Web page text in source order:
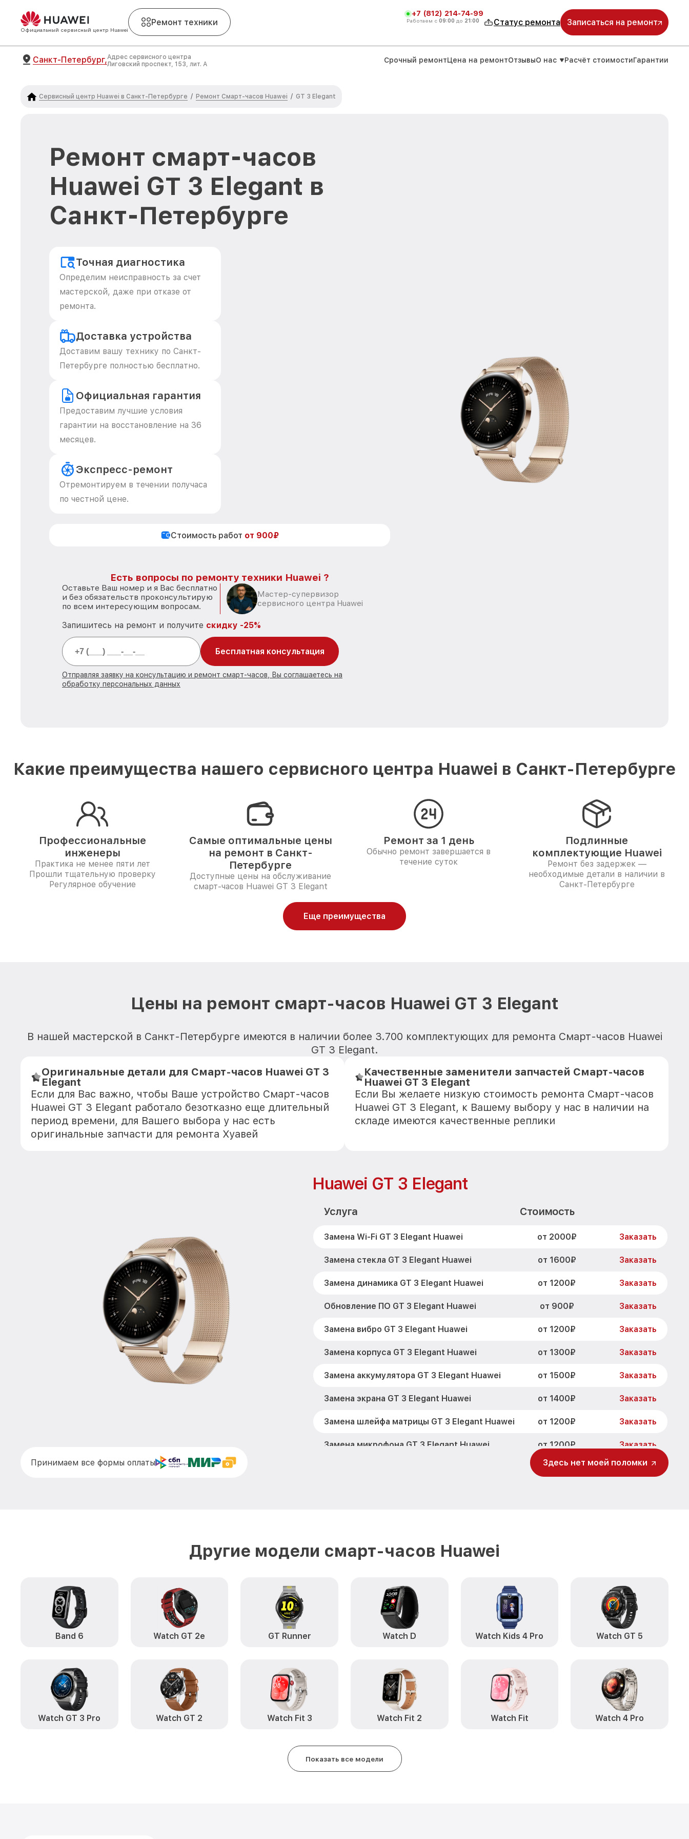
Официальный сервисный центр Huawei
Ремонт техники
+7 (812) 214-74-99
Работаем с 09:00 до 21:00 Статус ремонта Записаться на ремонт
Санкт-Петербург,Адрес сервисного центра
Лиговский проспект, 153, лит. А
Срочный ремонтЦена на ремонтОтзывыО нас Расчёт стоимостиГарантии
Сервисный центр Huawei в Санкт-Петербурге / Ремонт Смарт-часов Huawei / GT 3 Elegant
Ремонт смарт-часов
Huawei GT 3 Elegant в
Санкт-Петербурге
Точная диагностика
Определим неисправность за счет
мастерской, даже при отказе от
ремонта.
Доставка устройства
Доставим вашу технику по Санкт-
Петербурге полностью бесплатно.
Официальная гарантия
Предоставим лучшие условия
гарантии на восстановление на 36
месяцев.
Экспресс-ремонт
Отремонтируем в течении получаса
по честной цене.
Стоимость работ от 900₽
Есть вопросы по ремонту техники Huawei ?
Оставьте Ваш номер и я Вас бесплатно
и без обязательств проконсультирую
по всем интересующим вопросам.
Мастер-супервизор
сервисного центра Huawei
Запишитесь на ремонт и получите скидку -25%
Бесплатная консультация
Отправляя заявку на консультацию и ремонт смарт-часов, Вы соглашаетесь на
обработку персональных данных
Какие преимущества нашего сервисного центра Huawei в Санкт-Петербурге
Профессиональные
инженеры
Практика не менее пяти лет
Прошли тщательную проверку
Регулярное обучение
Самые оптимальные цены
на ремонт в Санкт-
Петербурге
Доступные цены на обслуживание
смарт-часов Huawei GT 3 Elegant
Ремонт за 1 день
Обычно ремонт завершается в
течение суток
Подлинные
комплектующие Huawei
Ремонт без задержек —
необходимые детали в наличии в
Санкт-Петербурге
Еще преимущества
Цены на ремонт смарт-часов Huawei GT 3 Elegant
В нашей мастерской в Санкт-Петербурге имеются в наличии более 3.700 комплектующих для ремонта Смарт-часов Huawei
GT 3 Elegant.
Оригинальные детали для Смарт-часов Huawei GT 3
Elegant
Если для Вас важно, чтобы Ваше устройство Смарт-часов
Huawei GT 3 Elegant работало безотказно еще длительный
период времени, для Вашего выбора у нас есть
оригинальные запчасти для ремонта Хуавей
Качественные заменители запчастей Смарт-часов
Huawei GT 3 Elegant
Если Вы желаете низкую стоимость ремонта Смарт-часов
Huawei GT 3 Elegant, к Вашему выбору у нас в наличии на
складе имеются качественные реплики
Huawei GT 3 Elegant
Услуга Стоимость
Замена Wi-Fi GT 3 Elegant Huawei от 2000₽ Заказать
Замена стекла GT 3 Elegant Huawei от 1600₽ Заказать
Замена динамика GT 3 Elegant Huawei от 1200₽ Заказать
Обновление ПО GT 3 Elegant Huawei от 900₽ Заказать
Замена вибро GT 3 Elegant Huawei от 1200₽ Заказать
Замена корпуса GT 3 Elegant Huawei от 1300₽ Заказать
Замена аккумулятора GT 3 Elegant Huawei от 1500₽ Заказать
Замена экрана GT 3 Elegant Huawei от 1400₽ Заказать
Замена шлейфа матрицы GT 3 Elegant Huawei от 1200₽ Заказать
Замена микрофона GT 3 Elegant Huawei от 1200₽ Заказать
от 1500₽ Заказать
Принимаем все формы оплаты Здесь нет моей поломки
Другие модели смарт-часов Huawei
Band 6 Watch GT 2e GT Runner Watch D Watch Kids 4 Pro Watch GT 5
Watch GT 3 Pro Watch GT 2 Watch Fit 3 Watch Fit 2 Watch Fit Watch 4 Pro
Показать все модели